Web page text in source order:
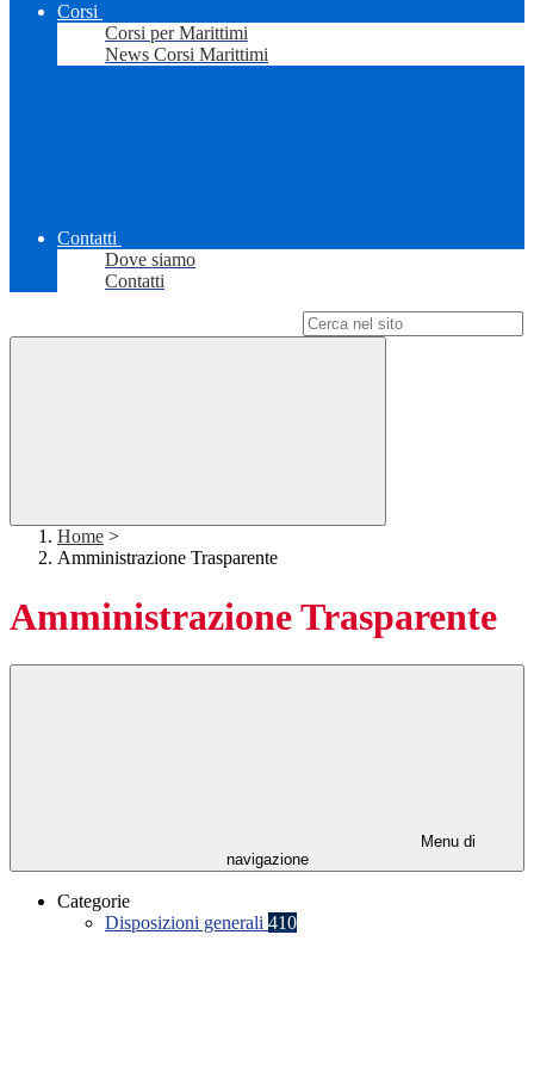
Corsi
Corsi per Marittimi
News Corsi Marittimi
Contatti
Dove siamo
Contatti
Home >
Amministrazione Trasparente
Amministrazione Trasparente
Menu di
navigazione
Categorie
Disposizioni generali 410